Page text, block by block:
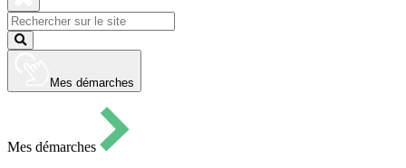
ouvrir
le
formulaire
Fermer
la
recherche
Lancer
la
Mes démarches
Mes démarches